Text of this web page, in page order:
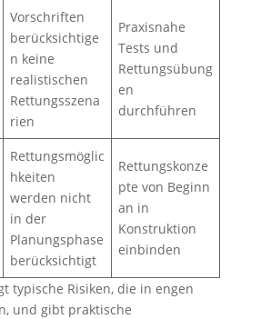
Vorschriften
berücksichtige
n keine
realistischen
Rettungsszena
rien
Praxisnahe
Tests und
Rettungsübung
en
durchführen
Rettungsmöglic
hkeiten
werden nicht
in der
Planungsphase
berücksichtigt
Rettungskonze
pte von Beginn
an in
Konstruktion
einbinden
typische Risiken, die in engen
und gibt praktische